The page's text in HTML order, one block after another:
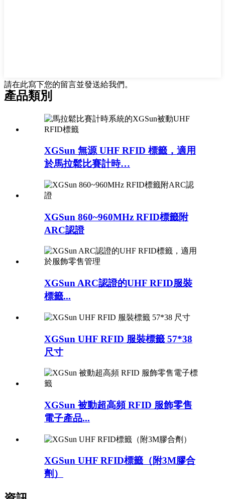
請在此寫下您的留言並發送給我們。
產品類別
XGSun 無源 UHF RFID 標籤，適用
於馬拉鬆比賽計時…
XGSun 860~960MHz RFID標籤附
ARC認證
XGSun ARC認證的UHF RFID服裝
標籤...
XGSun UHF RFID 服裝標籤 57*38
尺寸
XGSun 被動超高頻 RFID 服飾零售
電子產品...
XGSun UHF RFID標籤（附3M膠合
劑）